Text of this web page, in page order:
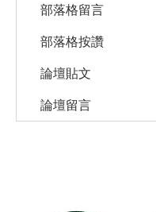
部落格留言
部落格按讚
論壇貼文
論壇留言